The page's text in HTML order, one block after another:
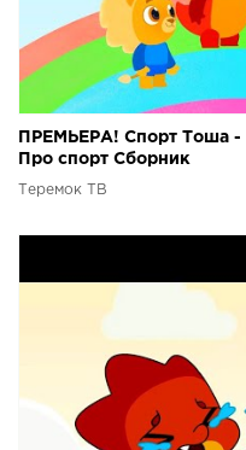
ПРЕМЬЕРА! Спорт Тоша -
Про спорт Сборник
Теремок ТВ